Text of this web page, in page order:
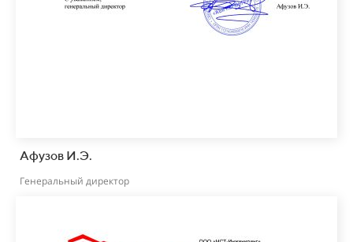
Афузов И.Э.
Генеральный директор